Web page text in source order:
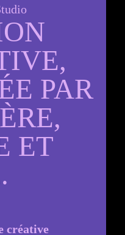
PAR
ET
créative